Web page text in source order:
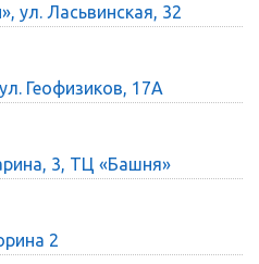
ул. Ласьвинская, 32
Геофизиков, 17А
3, ТЦ «Башня»
2